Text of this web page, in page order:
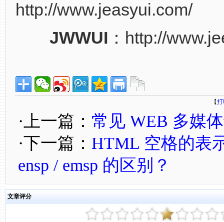
http://www.jeasyui.com/
JWWUI ：http://
【打
·上一篇： 常见 WEB 多媒
·下一篇： HTML 空格的表
ensp / emsp 的区别？
文章评分